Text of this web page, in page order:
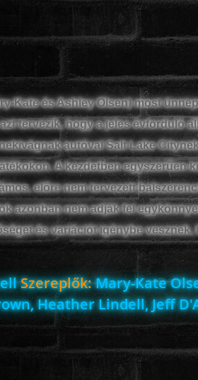
Kate és Ashley Olsen) most
tervezik, hogy a jeles évforduló
autóval Salt Lake
A kezdetben egyszerűen
előre nem tervezett
azonban nem adják fel
és variációt igénybe vesznek,
Szereplők:Mary-Kate
Heather Lindell, Jeff